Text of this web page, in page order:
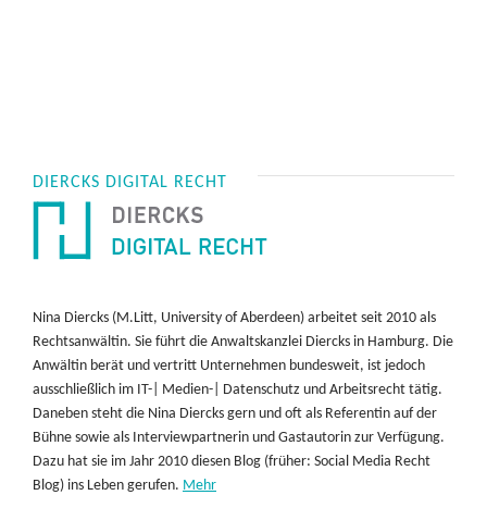
DIERCKS DIGITAL RECHT
Nina Diercks (M.Litt, University of Aberdeen) arbeitet seit 2010 als
Rechtsanwältin. Sie führt die Anwaltskanzlei Diercks in Hamburg. Die
Anwältin berät und vertritt Unternehmen bundesweit, ist jedoch
ausschließlich im IT-| Medien-| Datenschutz und Arbeitsrecht tätig.
Daneben steht die Nina Diercks gern und oft als Referentin auf der
Bühne sowie als Interviewpartnerin und Gastautorin zur Verfügung.
Dazu hat sie im Jahr 2010 diesen Blog (früher: Social Media Recht
Blog) ins Leben gerufen. Mehr